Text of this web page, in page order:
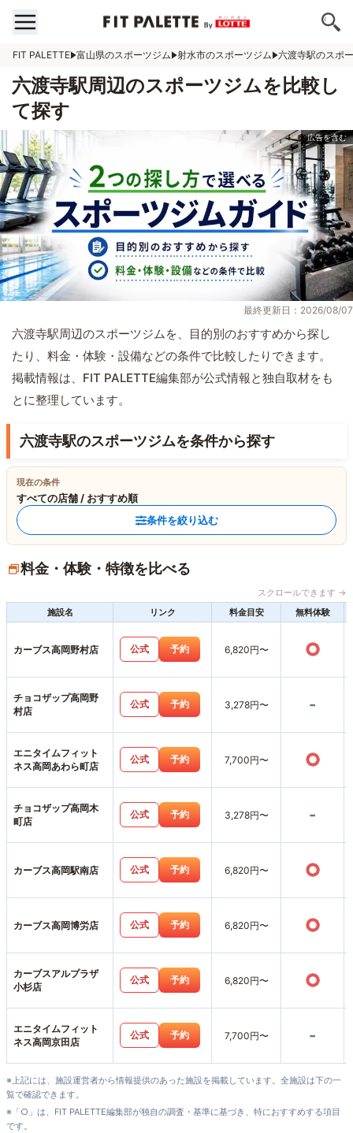
FIT PALETTE 富山県のスポーツジム 射水市のスポーツジム 六渡寺駅のスポ
六渡寺駅周辺のスポーツジムを比較し
て探す
最終更新日：2026/08/07
六渡寺駅周辺のスポーツジムを、目的別のおすすめから探し
たり、料金・体験・設備などの条件で比較したりできます。
掲載情報は、FIT PALETTE編集部が公式情報と独自取材をも
とに整理しています。
六渡寺駅のスポーツジムを条件から探す
現在の条件
すべての店舗 / おすすめ順
条件を絞り込む
料金・体験・特徴を比べる
スクロールできます →
施設名
リンク 料金目安 無料体験
カーブス高岡野村店 公式 予約 6,820円〜 ○
チョコザップ高岡野
村店
公式 予約 3,278円〜 -
エニタイムフィット
ネス高岡あわら町店
公式 予約 7,700円〜 ○
チョコザップ高岡木
町店
公式 予約 3,278円〜 -
カーブス高岡駅南店 公式 予約 6,820円〜 ○
カーブス高岡博労店 公式 予約 6,820円〜 ○
カーブスアルプラザ
小杉店
公式 予約 6,820円〜 ○
エニタイムフィット
ネス高岡京田店
公式 予約 7,700円〜 -
※上記には、施設運営者から情報提供のあった施設を掲載しています。全施設は下の一
覧で確認できます。
※「○」は、FIT PALETTE編集部が独自の調査・基準に基づき、特におすすめする項目
です。